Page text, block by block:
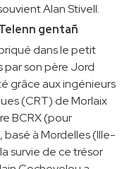
Alan Stivell.
gentañ
dans le petit
par son père Jord
grâce aux ingénieurs
(CRT) de Morlaix
BCRX (pour
à Mordelles (Ille-
survie de ce trésor